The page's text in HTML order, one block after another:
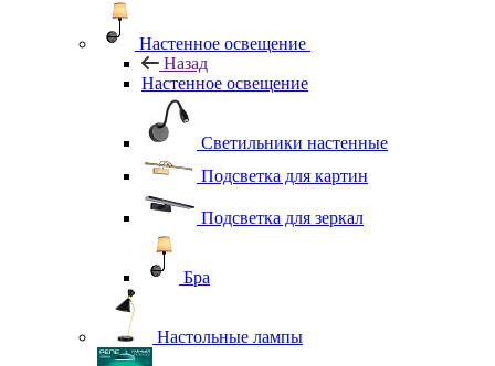
Настенное освещение
Назад
Настенное освещение
Светильники настенные
Подсветка для картин
Подсветка для зеркал
Бра
Настольные лампы